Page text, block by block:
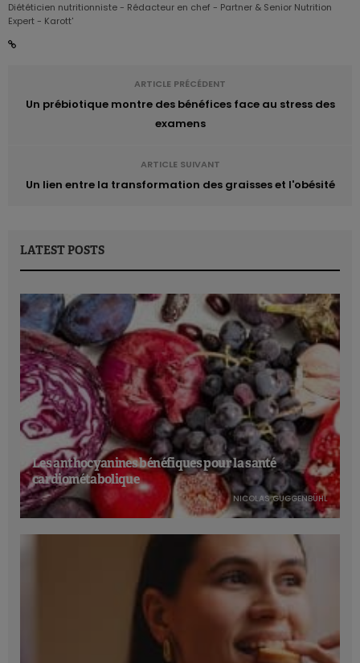
Diététicien nutritionniste - Rédacteur en chef - Partner & Senior Nutrition
Expert - Karott'
ARTICLE PRÉCÉDENT
Un prébiotique montre des bénéfices face au stress des
examens
ARTICLE SUIVANT
Un lien entre la transformation des graisses et l'obésité
LATEST POSTS
Les anthocyanines bénéfiques pour la santé
cardiométabolique
NICOLAS GUGGENBÜHL